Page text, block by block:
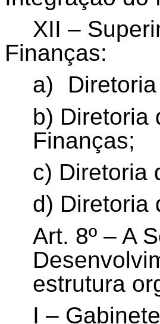
XII –
Finanças:
a)
b) Diretoria
Finanças;
c) Diretoria
d) Diretoria
Art. 8º – A
estrutura
I –